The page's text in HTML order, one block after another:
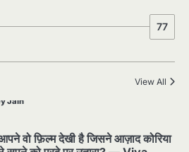
77
View All
खून से लिखी गई मूक सिनेमा की कहानी:
Jain
को भीड़ में खड़ा होना पड़ा —
Command (1928) Review
Jain